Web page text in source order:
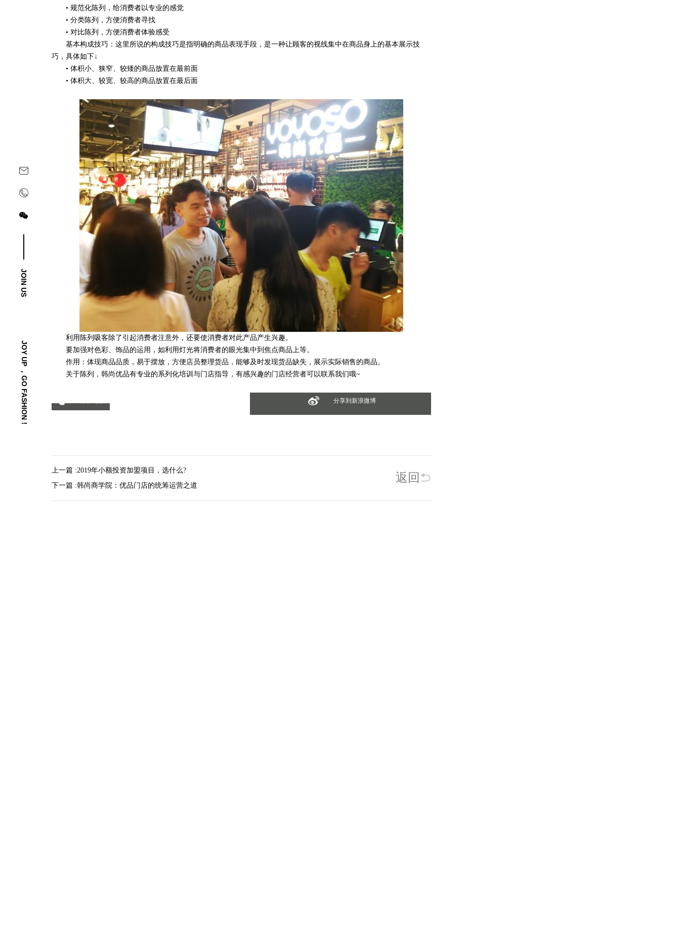
关注yoyoso抖音号
JOIN US
JOY UP ，GO FASHION！
• 规范化陈列，给消费者以专业的感觉
• 分类陈列，方便消费者寻找
• 对比陈列，方便消费者体验感受
基本构成技巧：这里所说的构成技巧是指明确的商品表现手段，是一种让顾客的视线集中在商品身上的基本展示技
巧，具体如下↓
• 体积小、狭窄、较矮的商品放置在最前面
• 体积大、较宽、较高的商品放置在最后面
利用陈列吸客除了引起消费者注意外，还要使消费者对此产品产生兴趣。
要加强对色彩、饰品的运用，如利用灯光将消费者的眼光集中到焦点商品上等。
作用：体现商品品质，易于摆放，方便店员整理货品，能够及时发现货品缺失，展示实际销售的商品。
关于陈列，韩尚优品有专业的系列化培训与门店指导，有感兴趣的门店经营者可以联系我们哦~
分享到新浪微博
上一篇 :2019年小额投资加盟项目，选什么?
下一篇 :韩尚商学院：优品门店的统筹运营之道
返回